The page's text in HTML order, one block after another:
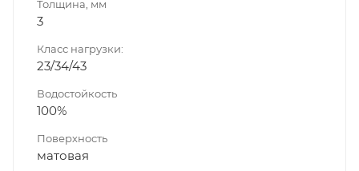
Толщина, мм
3
Класс нагрузки:
23/34/43
Водостойкость
100%
Поверхность
матовая